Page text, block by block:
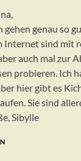
gehen genau so
Internet sind mit
auch mal zur
probieren. Ich
hier gibt es
Sie sind
Sibylle